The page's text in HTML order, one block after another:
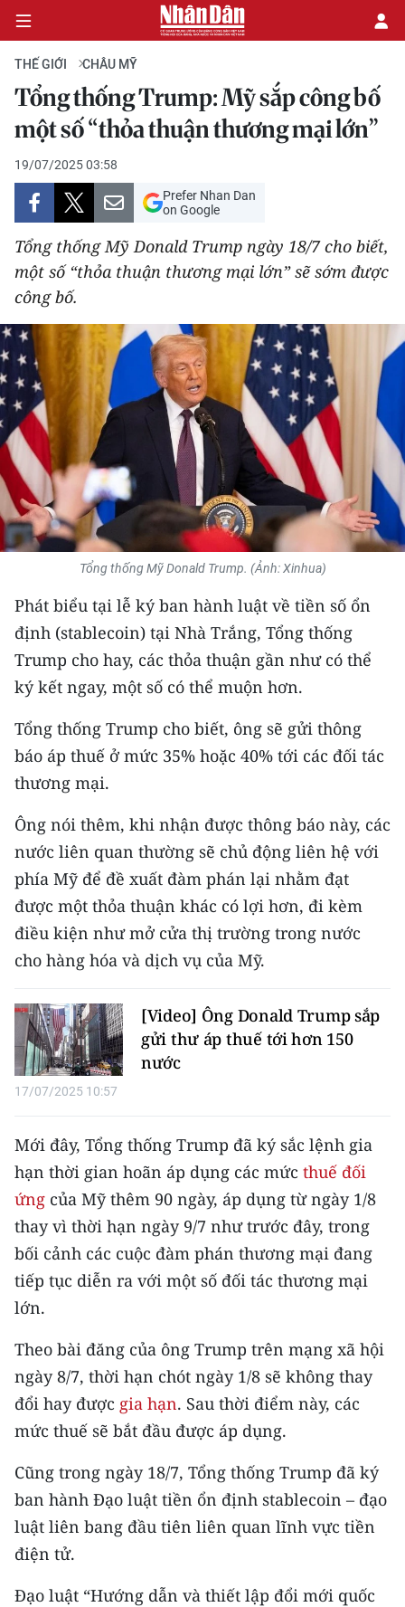
CHÍNH TRỊ
KINH TẾ
VĂN HÓA
XÃ HỘI
PHÁP LUẬT
DU LỊCH
THẾ GIỚI
THỂ THAO
GIÁO DỤC
Y TẾ
KHOA HỌC - CÔNG NGHỆ
MÔI TRƯỜNG
BẠN ĐỌC
KIỂM CHỨNG THÔNG TIN
TRI THỨC CHUYÊN SÂU
54 DÂN TỘC VIỆT NAM
CHƯƠNG TRÌNH OCOP - MỖI XÃ
MỘT SẢN PHẨM
RADIO
MEDIA CENTER
Video
Media Chính trị
Media Văn hóa
Media Xã hội
Media Pháp luật
Media Du lịch
Media Thế giới
Media Thể thao
Media Giáo dục
Media Y tế
Media Khoa học - Công nghệ
Media Môi trường
Ảnh
THẾ GIỚI CHÂU MỸ
Tổng thống Trump: Mỹ sắp công bố
một số “thỏa thuận thương mại lớn”
19/07/2025 03:58
Prefer Nhan Dan
on Google
Tổng thống Mỹ Donald Trump ngày 18/7 cho biết,
một số “thỏa thuận thương mại lớn” sẽ sớm được
công bố.
Tổng thống Mỹ Donald Trump. (Ảnh: Xinhua)
Phát biểu tại lễ ký ban hành luật về tiền số ổn
định (stablecoin) tại Nhà Trắng, Tổng thống
Trump cho hay, các thỏa thuận gần như có thể
ký kết ngay, một số có thể muộn hơn.
Tổng thống Trump cho biết, ông sẽ gửi thông
báo áp thuế ở mức 35% hoặc 40% tới các đối tác
thương mại.
Ông nói thêm, khi nhận được thông báo này, các
nước liên quan thường sẽ chủ động liên hệ với
phía Mỹ để đề xuất đàm phán lại nhằm đạt
được một thỏa thuận khác có lợi hơn, đi kèm
điều kiện như mở cửa thị trường trong nước
cho hàng hóa và dịch vụ của Mỹ.
[Video] Ông Donald Trump sắp
gửi thư áp thuế tới hơn 150
nước
17/07/2025 10:57
Mới đây, Tổng thống Trump đã ký sắc lệnh gia
hạn thời gian hoãn áp dụng các mức thuế đối
ứng của Mỹ thêm 90 ngày, áp dụng từ ngày 1/8
thay vì thời hạn ngày 9/7 như trước đây, trong
bối cảnh các cuộc đàm phán thương mại đang
tiếp tục diễn ra với một số đối tác thương mại
lớn.
Theo bài đăng của ông Trump trên mạng xã hội
ngày 8/7, thời hạn chót ngày 1/8 sẽ không thay
đổi hay được gia hạn. Sau thời điểm này, các
mức thuế sẽ bắt đầu được áp dụng.
Cũng trong ngày 18/7, Tổng thống Trump đã ký
ban hành Đạo luật tiền ổn định stablecoin – đạo
luật liên bang đầu tiên liên quan lĩnh vực tiền
điện tử.
Đạo luật “Hướng dẫn và thiết lập đổi mới quốc